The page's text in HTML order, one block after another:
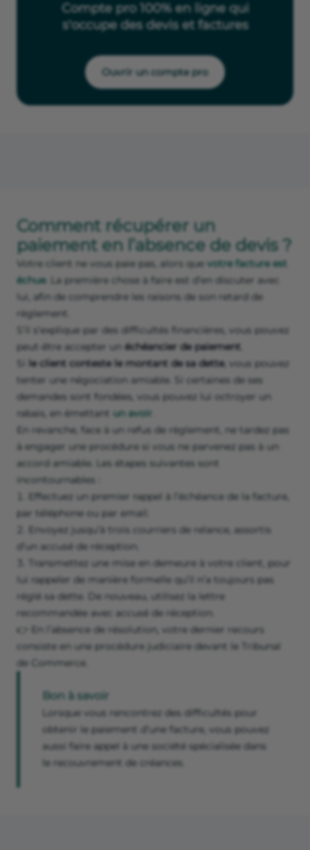
Compte pro 100% en ligne qui
s'occupe des devis et factures
Ouvrir un compte pro
Comment récupérer un
paiement en l’absence de devis ?
Votre client ne vous paie pas, alors que votre facture est
échue. La première chose à faire est d’en discuter avec
lui, afin de comprendre les raisons de son retard de
règlement.
S’il s’explique par des difficultés financières, vous pouvez
peut-être accepter un échéancier de paiement
le client conteste le montant de sa dette, vous pouvez
tenter une négociation amiable. Si certaines de ses
demandes sont fondées, vous pouvez lui octroyer un
rabais, en émettant un avoir
En revanche, face à un refus de règlement, ne tardez pas
à engager une procédure si vous ne parvenez pas à un
accord amiable. Les étapes suivantes sont
incontournables :
Effectuez un premier rappel à l’échéance de la facture,
par téléphone ou par email.
Envoyez jusqu’à trois courriers de relance, assortis
d’un accusé de réception.
Transmettez une mise en demeure à votre client, pour
lui rappeler de manière formelle qu’il n’a toujours pas
réglé sa dette. De nouveau, utilisez la lettre
recommandée avec accusé de réception.
👉 En l’absence de résolution, votre dernier recours
consiste en une procédure judiciaire devant le Tribunal
de Commerce.
Bon à savoir
Lorsque vous rencontrez des difficultés pour
obtenir le paiement d’une facture, vous pouvez
aussi faire appel à une société spécialisée dans
le recouvrement de créances.